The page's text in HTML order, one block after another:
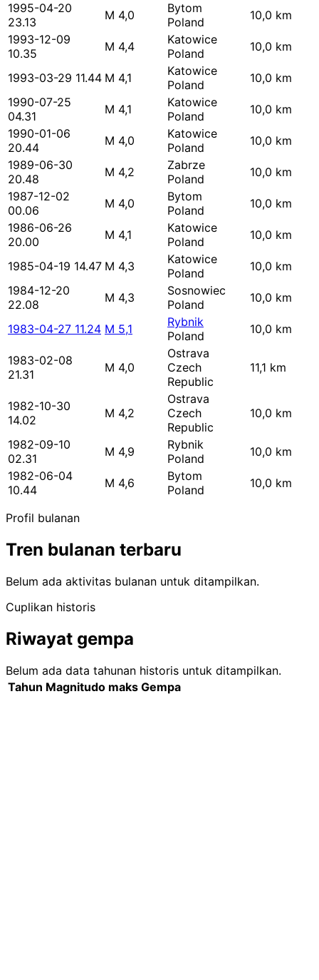
1995-04-20
23.13
M 4,0
Bytom
Poland
10,0 km
1993-12-09
10.35
M 4,4
Katowice
Poland
10,0 km
1993-03-29 11.44 M 4,1
Katowice
Poland
10,0 km
1990-07-25
04.31
M 4,1
Katowice
Poland
10,0 km
1990-01-06
20.44
M 4,0
Katowice
Poland
10,0 km
1989-06-30
20.48
M 4,2
Zabrze
Poland
10,0 km
1987-12-02
00.06
M 4,0
Bytom
Poland
10,0 km
1986-06-26
20.00
M 4,1
Katowice
Poland
10,0 km
1985-04-19 14.47 M 4,3
Katowice
Poland
10,0 km
1984-12-20
22.08
M 4,3
Sosnowiec
Poland
10,0 km
1983-04-27 11.24 M 5,1
Rybnik
Poland
10,0 km
1983-02-08
21.31
M 4,0
Ostrava
Czech
Republic
11,1 km
1982-10-30
14.02
M 4,2
Ostrava
Czech
Republic
10,0 km
1982-09-10
02.31
M 4,9
Rybnik
Poland
10,0 km
1982-06-04
10.44
M 4,6
Bytom
Poland
10,0 km
Profil bulanan
Tren bulanan terbaru
Belum ada aktivitas bulanan untuk ditampilkan.
Cuplikan historis
Riwayat gempa
Belum ada data tahunan historis untuk ditampilkan.
Tahun Magnitudo maks Gempa